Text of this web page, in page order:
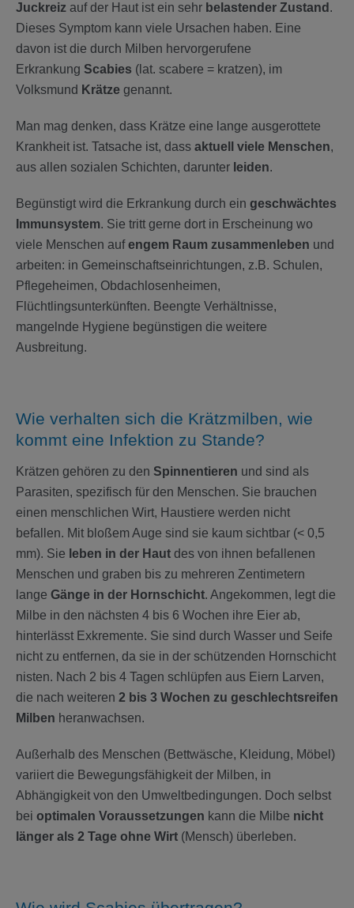
Juckreiz auf der Haut ist ein sehr belastender Zustand .
Dieses Symptom kann viele Ursachen haben. Eine
davon ist die durch Milben hervorgerufene
Erkrankung Scabies (lat. scabere = kratzen), im
Volksmund Krätze genannt.
Man mag denken, dass Krätze eine lange ausgerottete
Krankheit ist. Tatsache ist, dass aktuell viele Menschen,
aus allen sozialen Schichten, darunter leiden.
Begünstigt wird die Erkrankung durch ein geschwächtes
Immunsystem. Sie tritt gerne dort in Erscheinung wo
viele Menschen aufengem Raum zusammenleben und
arbeiten: in Gemeinschaftseinrichtungen, z.B. Schulen,
Pflegeheimen, Obdachlosenheimen,
Flüchtlingsunterkünften. Beengte Verhältnisse,
mangelnde Hygiene begünstigen die weitere
Ausbreitung.
Wie verhalten sich die Krätzmilben, wie
kommt eine Infektion zu Stande?
Krätzen gehören zu den Spinnentieren und sind als
Parasiten, spezifisch für den Menschen. Sie brauchen
einen menschlichen Wirt, Haustiere werden nicht
befallen. Mit bloßem Auge sind sie kaum sichtbar (< 0,5
mm). Sie leben in der Haut des von ihnen befallenen
Menschen und graben bis zu mehreren Zentimetern
lange Gänge in der Hornschicht. Angekommen, legt die
Milbe in den nächsten 4 bis 6 Wochen ihre Eier ab,
hinterlässt Exkremente. Sie sind durch Wasser und Seife
nicht zu entfernen, da sie in der schützenden Hornschicht
nisten. Nach 2 bis 4 Tagen schlüpfen aus Eiern Larven,
die nach weiteren 2 bis 3 Wochen zu geschlechtsreifen
Milben heranwachsen.
Außerhalb des Menschen (Bettwäsche, Kleidung, Möbel)
variiert die Bewegungsfähigkeit der Milben, in
Abhängigkeit von den Umweltbedingungen. Doch selbst
bei optimalen Voraussetzungen kann die Milbe nicht
länger als 2 Tage ohne Wirt (Mensch) überleben.